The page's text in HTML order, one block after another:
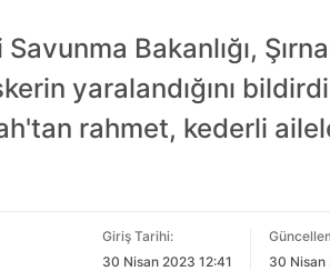
Bakanlığı,
yaralandığını
rahmet, kederli
Giriş Tarihi:
30 Nisan 2023 12:41
30 Nisan